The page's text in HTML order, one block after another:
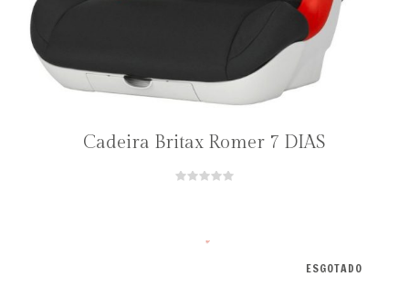
Cadeira Britax Romer 7 DIAS
ESGOTADO